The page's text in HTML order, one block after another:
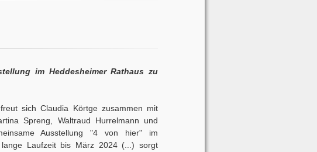
im Heddesheimer Rathaus zu
sich Claudia Körtge zusammen mit
Spreng, Waltraud Hurrelmann und
Ausstellung "4 von hier" im
Laufzeit bis März 2024 (...) sorgt